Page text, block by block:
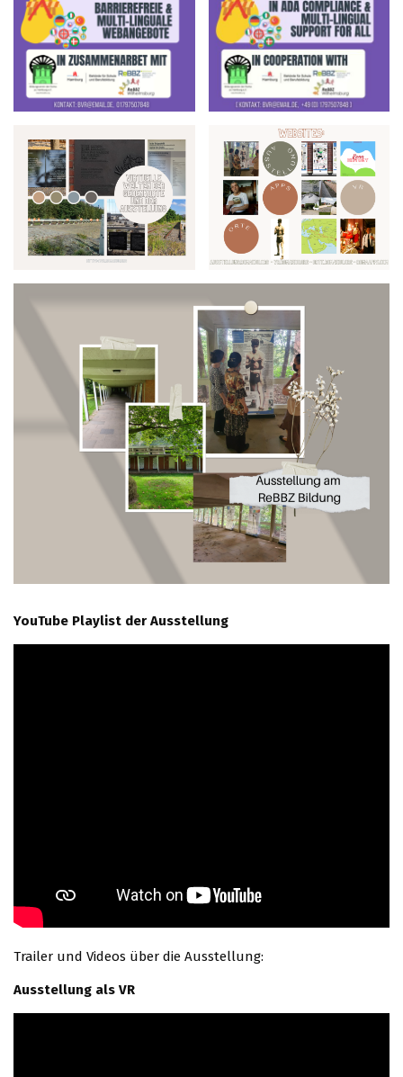
YouTube Playlist der Ausstellung
Trailer und Videos über die Ausstellung:
Ausstellung als VR